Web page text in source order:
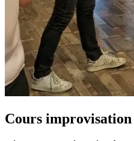
Cours improvisation